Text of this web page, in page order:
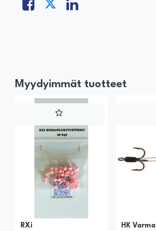
Myydyimmät tuotteet
RXi
HK Varma